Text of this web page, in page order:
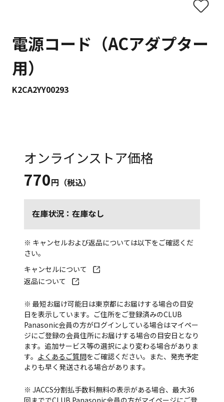
電源コード（ACアダプター
用）
K2CA2YY00293
オンラインストア価格
770円（税込）
在庫状況：在庫なし
※ キャンセルおよび返品については以下をご確認くだ
さい。
キャンセルについて
返品について
※ 最短お届け可能日は東京都にお届けする場合の目安
日を表示しています。ご住所をご登録済みのCLUB
Panasonic会員の方がログインしている場合はマイペー
ジにご登録の会員住所にお届けする場合の目安日となり
ます。追加サービス等の選択により変わる場合がありま
す。 よくあるご質問をご確認ください。また、発売予定
よりも早く発送される場合があります。
※ JACCS分割払手数料無料の表示がある場合、最大36
回まででCLUB Panasonic会員の方がマイページにご登